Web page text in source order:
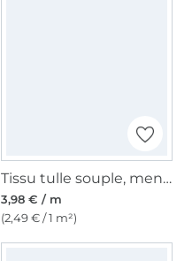
Tissu tulle souple, menthe
3,98 € / m
(2,49 € / 1 m²)